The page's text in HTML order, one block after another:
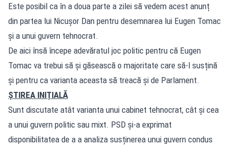
Este posibil ca în a doua parte a zilei să vedem acest anunț
din partea lui Nicușor Dan pentru desemnarea lui Eugen Tomac
și a unui guvern tehnocrat.
De aici însă începe adevăratul joc politic pentru că Eugen
Tomac va trebui să și găsească o majoritate care să-l susțină
și pentru ca varianta aceasta să treacă și de Parlament.
ȘTIREA INIȚIALĂ
Sunt discutate atât varianta unui cabinet tehnocrat, cât și cea
a unui guvern politic sau mixt. PSD și-a exprimat
disponibilitatea de a a analiza susținerea unui guvern condus